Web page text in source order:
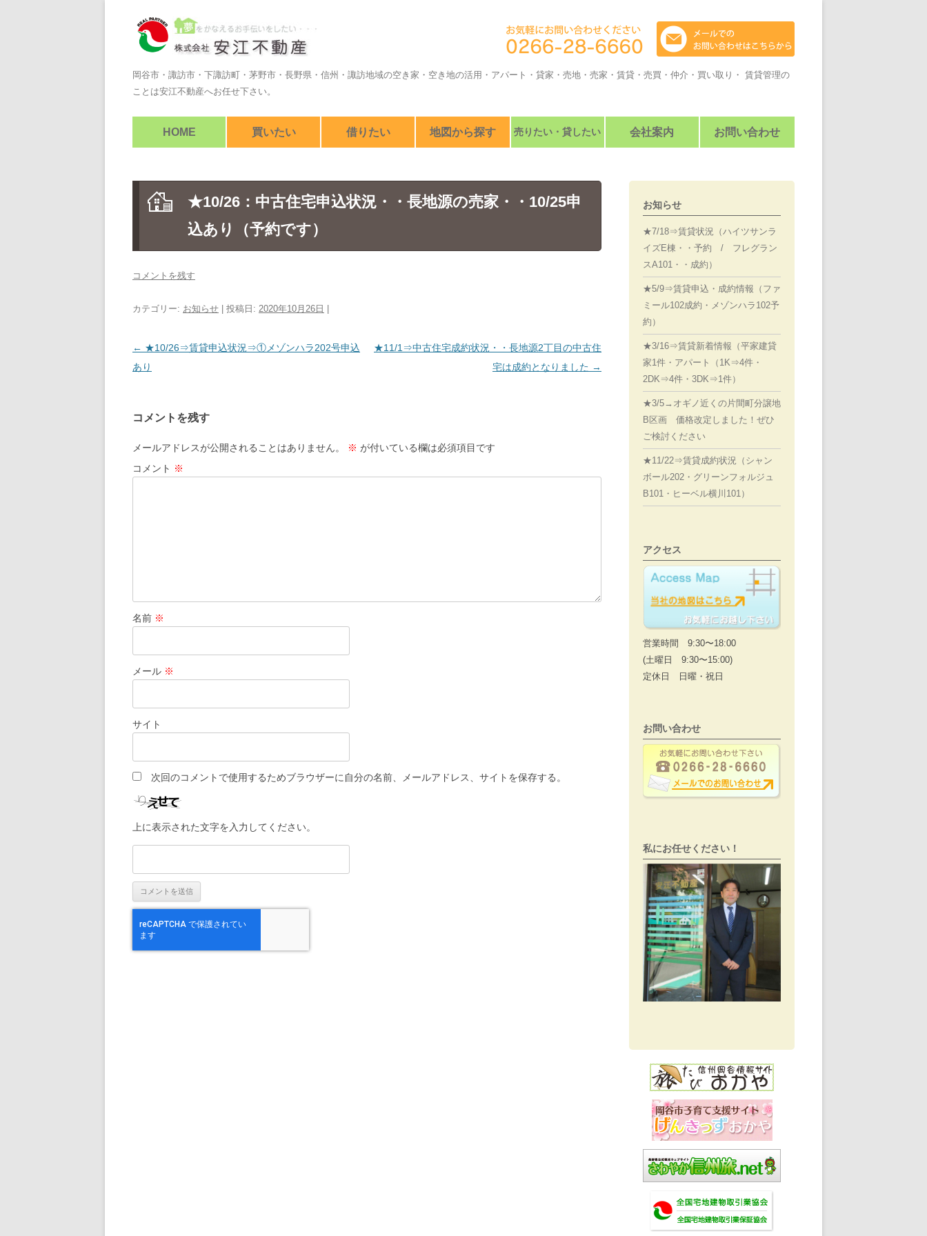
岡谷市・諏訪市・下諏訪町・茅野市・長野県・信州・諏訪地域の空き家・空き地の活用・アパート・貸家・売地・売家・賃貸・売買・仲介・買い取り・ 賃貸管理の
ことは安江不動産へお任せ下さい。
HOME 買いたい 借りたい 地図から探す 売りたい・貸したい 会社案内 お問い合わせ
★10/26：中古住宅申込状況・・長地源の売家・・10/25申
込あり（予約です）
コメントを残す
カテゴリー: お知らせ | 投稿日: 2020年10月26日
投
稿
ゲ
ー
シ
← ★10/26⇒賃貸申込状況⇒①メゾンハラ202号申込
あり
★11/1⇒中古住宅成約状況・・長地源2丁目の中古住
宅は成約となりました →
コメントを残す
メールアドレスが公開されることはありません。 ※ が付いている欄は必須項目です
コメント ※
名前 ※
メール ※
サイト
次回のコメントで使用するためブラウザーに自分の名前、メールアドレス、サイトを保存する。
上に表示された文字を入力してください。
お知らせ
★7/18⇒賃貸状況（ハイツサンラ
イズE棟・・予約 / フレグラン
スA101・・成約）
★5/9⇒賃貸申込・成約情報（ファ
ミール102成約・メゾンハラ102予
約）
★3/16⇒賃貸新着情報（平家建貸
家1件・アパート（1K⇒4件・
2DK⇒4件・3DK⇒1件）
★3/5→オギノ近くの片間町分譲地
B区画 価格改定しました！ぜひ
ご検討ください
★11/22⇒賃貸成約状況（シャン
ボール202・グリーンフォルジュ
B101・ヒーベル横川101）
アクセス
営業時間 9:30〜18:00
(土曜日 9:30〜15:00)
定休日 日曜・祝日
お問い合わせ
私にお任せください！